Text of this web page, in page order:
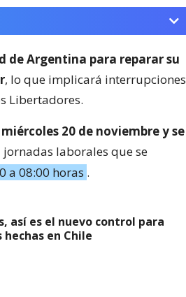
de Argentina para reparar su
, lo que implicará interrupciones
Libertadores.
20 de noviembre y se
jornadas laborales que se
a 08:00 horas .
así es el nuevo control para
en Chile